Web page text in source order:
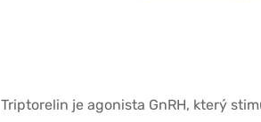
Triptorelin je agonista GnRH, který